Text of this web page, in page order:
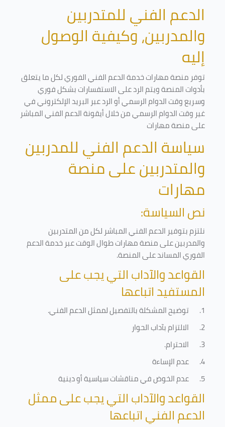
الدعم الفني للمتدربين
والمدربين، وكيفية الوصول
إليه
توفر منصة مهارات خدمة الدعم الفني الفوري لكل ما يتعلق
بأدوات المنصة ويتم الرد على الاستفسارات بشكل فوري
وسريع وقت الدوام الرسمي أو الرد عبر البريد الإلكتروني في
غير وقت الدوام الرسمي من خلال أيقونة الدعم الفني المباشر
على منصة مهارات
سياسة الدعم الفني للمدربين
والمتدربين على منصة
مهارات
نص السياسة:
نلتزم بتوفير الدعم الفني المباشر لكل من المتدربين
والمدربين على منصة مهارات طوال الوقت عبر خدمة الدعم
الفوري المساند على المنصة.
القواعد والآداب التي يجب على
المستفيد اتباعها
1. توضيح المشكلة بالتفصيل لممثل الدعم الفني.
2.
الالتزام بآداب الحوار
3.
الاحترام.
4.
عدم الإساءة
5.
عدم الخوض في مناقشات سياسية أو دينية
القواعد والآداب التي يجب على ممثل
الدعم الفني اتباعها